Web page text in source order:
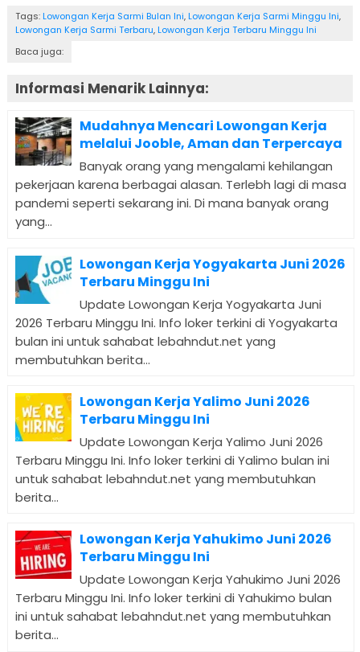
Tags: Lowongan Kerja Sarmi Bulan Ini, Lowongan Kerja Sarmi Minggu Ini,
Lowongan Kerja Sarmi Terbaru, Lowongan Kerja Terbaru Minggu Ini
Baca juga:
Informasi Menarik Lainnya:
Mudahnya Mencari Lowongan Kerja
melalui Jooble, Aman dan Terpercaya
Banyak orang yang mengalami kehilangan
pekerjaan karena berbagai alasan. Terlebh lagi di masa
pandemi seperti sekarang ini. Di mana banyak orang
yang...
Lowongan Kerja Yogyakarta Juni 2026
Terbaru Minggu Ini
Update Lowongan Kerja Yogyakarta Juni
2026 Terbaru Minggu Ini. Info loker terkini di Yogyakarta
bulan ini untuk sahabat lebahndut.net yang
membutuhkan berita...
Lowongan Kerja Yalimo Juni 2026
Terbaru Minggu Ini
Update Lowongan Kerja Yalimo Juni 2026
Terbaru Minggu Ini. Info loker terkini di Yalimo bulan ini
untuk sahabat lebahndut.net yang membutuhkan
berita...
Lowongan Kerja Yahukimo Juni 2026
Terbaru Minggu Ini
Update Lowongan Kerja Yahukimo Juni 2026
Terbaru Minggu Ini. Info loker terkini di Yahukimo bulan
ini untuk sahabat lebahndut.net yang membutuhkan
berita...